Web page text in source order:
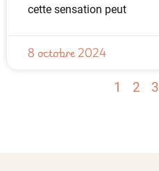
cette sensation peut
8 octobre 2024
1 2 3